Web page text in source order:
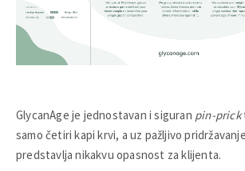
GlycanAge je jednostavan i siguran pin-prick
samo četiri kapi krvi, a uz pažljivo
predstavlja nikakvu opasnost za klijenta.